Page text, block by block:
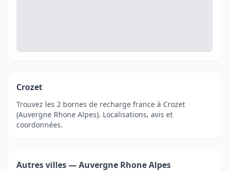
Crozet
Trouvez les 2 bornes de recharge france à Crozet
(Auvergne Rhone Alpes). Localisations, avis et
coordonnées.
Autres villes — Auvergne Rhone Alpes